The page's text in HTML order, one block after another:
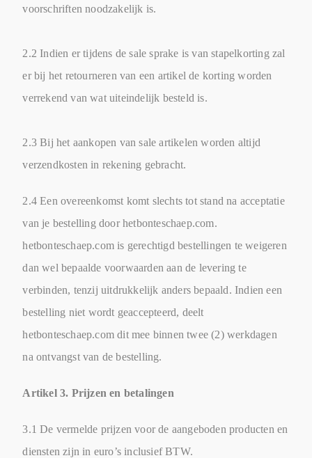
voorschriften noodzakelijk is.
2.2 Indien er tijdens de sale sprake is van stapelkorting zal
er bij het retourneren van een artikel de korting worden
verrekend van wat uiteindelijk besteld is.
2.3 Bij het aankopen van sale artikelen worden altijd
verzendkosten in rekening gebracht.
2.4 Een overeenkomst komt slechts tot stand na acceptatie
van je bestelling door hetbonteschaep.com.
hetbonteschaep.com is gerechtigd bestellingen te weigeren
dan wel bepaalde voorwaarden aan de levering te
verbinden, tenzij uitdrukkelijk anders bepaald. Indien een
bestelling niet wordt geaccepteerd, deelt
hetbonteschaep.com dit mee binnen twee (2) werkdagen
na ontvangst van de bestelling.
Artikel 3. Prijzen en betalingen
3.1 De vermelde prijzen voor de aangeboden producten en
diensten zijn in euro’s inclusief BTW.